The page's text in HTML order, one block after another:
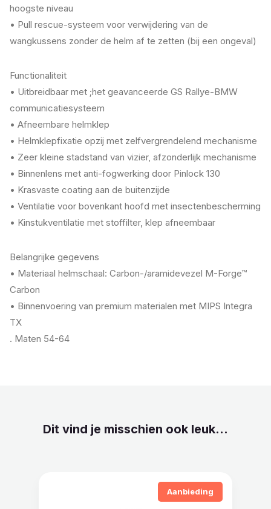
hoogste niveau
• Pull rescue-systeem voor verwijdering van de
wangkussens zonder de helm af te zetten (bij een ongeval)
Functionaliteit
• Uitbreidbaar met ;het geavanceerde GS Rallye-BMW
communicatiesysteem
• Afneembare helmklep
• Helmklepfixatie opzij met zelfvergrendelend mechanisme
• Zeer kleine stadstand van vizier, afzonderlijk mechanisme
• Binnenlens met anti-fogwerking door Pinlock 130
• Krasvaste coating aan de buitenzijde
• Ventilatie voor bovenkant hoofd met insectenbescherming
• Kinstukventilatie met stoffilter, klep afneembaar
Belangrijke gegevens
• Materiaal helmschaal: Carbon-/aramidevezel M-Forge™
Carbon
• Binnenvoering van premium materialen met MIPS Integra
TX
. Maten 54-64
Dit vind je misschien ook leuk...
Aanbieding